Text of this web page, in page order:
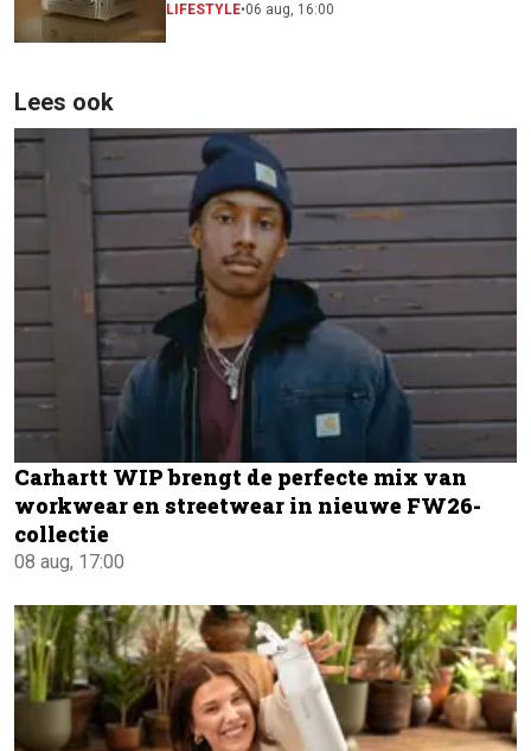
CINEMA Series 2
LIFESTYLE•06 aug, 16:00
Lees ook
Carhartt WIP brengt de perfecte mix van
workwear en streetwear in nieuwe FW26-
collectie
08 aug, 17:00